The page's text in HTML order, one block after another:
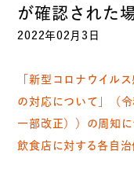
が確認された
2022年02月3日
「新型コロナウイル
の対応について」（
一部改正））の周知
飲食店に対する各自